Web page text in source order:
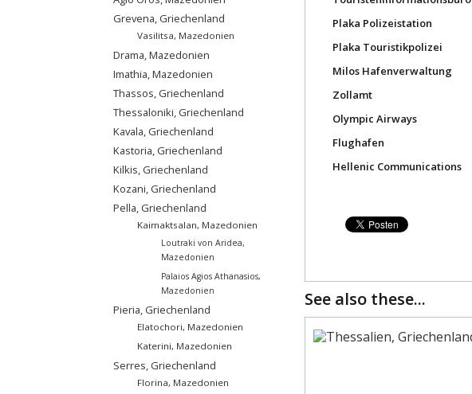
Grevena, Griechenland
Vasilitsa, Mazedonien
Drama, Mazedonien
Imathia, Mazedonien
Thassos, Griechenland
Thessaloniki, Griechenland
Kavala, Griechenland
Kastoria, Griechenland
Kilkis, Griechenland
Kozani, Griechenland
Pella, Griechenland
Kaimaktsalan, Mazedonien
Loutraki von Aridea,
Mazedonien
Palaios Agios Athanasios,
Mazedonien
Pieria, Griechenland
Elatochori, Mazedonien
Katerini, Mazedonien
Serres, Griechenland
Florina, Mazedonien
Plaka Polizeistation
Plaka Touristikpolizei
Milos Hafenverwaltung
Zollamt
Olympic Airways
Flughafen
Hellenic Communications
See also these...